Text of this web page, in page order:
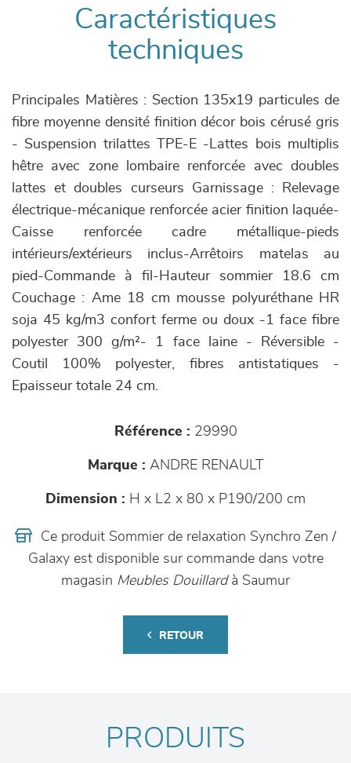
Caractéristiques
techniques
Principales Matières : Section 135x19 particules de
fibre moyenne densité finition décor bois cérusé gris
- Suspension trilattes TPE-E -Lattes bois multiplis
hêtre avec zone lombaire renforcée avec doubles
lattes et doubles curseurs Garnissage : Relevage
électrique-mécanique renforcée acier finition laquée-
Caisse renforcée cadre métallique-pieds
intérieurs/extérieurs inclus-Arrêtoirs matelas au
pied-Commande à fil-Hauteur sommier 18.6 cm
Couchage : Ame 18 cm mousse polyuréthane HR
soja 45 kg/m3 confort ferme ou doux -1 face fibre
polyester 300 g/m²- 1 face laine - Réversible -
Coutil 100% polyester, fibres antistatiques -
Epaisseur totale 24 cm.
Référence : 29990
Marque : ANDRE RENAULT
Dimension : H x L2 x 80 x P190/200 cm
Ce produit Sommier de relaxation Synchro Zen /
Galaxy est disponible sur commande dans votre
magasin Meubles Douillardà Saumur
RETOUR
PRODUITS